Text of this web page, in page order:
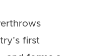
first